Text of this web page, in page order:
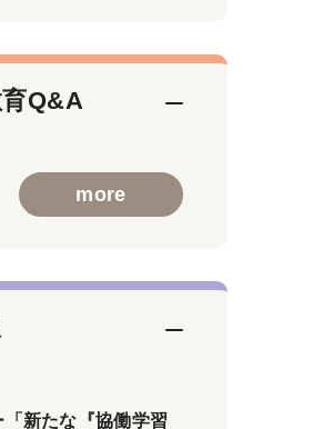
Q&A
more
新たな『協働学習